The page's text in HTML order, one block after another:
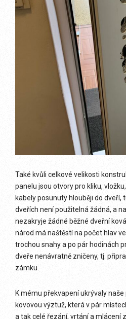
Také kvůli celkové velikosti
panelu jsou otvory pro kliku,
kabely posunuty hlouběji do dveří,
dveřích není použitelná žádná, a
nezakryje žádné běžné dveřní
národ má naštěstí na počet hlav
trochou snahy a po pár hodinách
dveře nenávratně zničeny, tj.
zámku.
K mému překvapení ukrývaly
kovovou výztuž, která v pár
a tak celé řezání, vrtání a mlácení